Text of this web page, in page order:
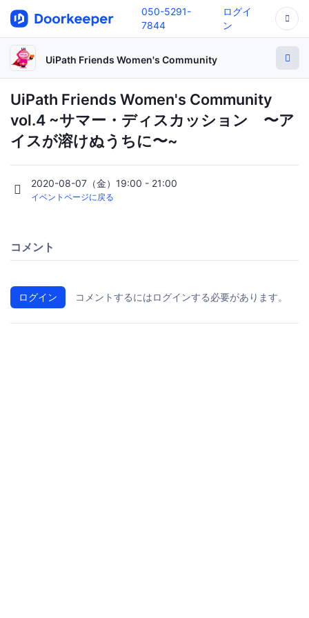
050-5291-
7844
ログイ
ン
UiPath Friends Women's Community
UiPath Friends Women's Community
vol.4 ~サマー・ディスカッション 〜ア
イスが溶けぬうちに〜~
2020-08-07（金）19:00 - 21:00
イベントページに戻る
コメント
ログイン コメントするにはログインする必要があります。